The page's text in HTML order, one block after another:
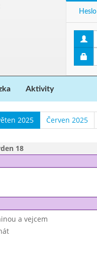
Heslo
Aktivity
2025 Červen 2025
18
a vejcem